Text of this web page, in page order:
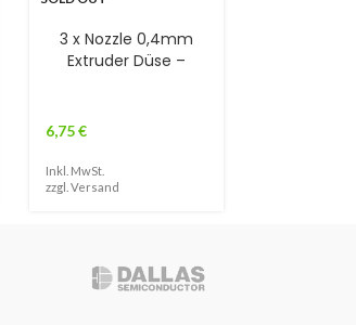
3 x Nozzle 0,4mm
Extruder Düse –
6,75€
Inkl. MwSt.
zzgl.Versand